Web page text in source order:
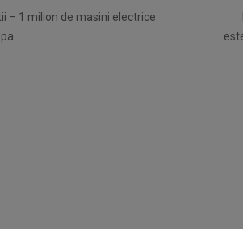
– 1 milion de masini electrice